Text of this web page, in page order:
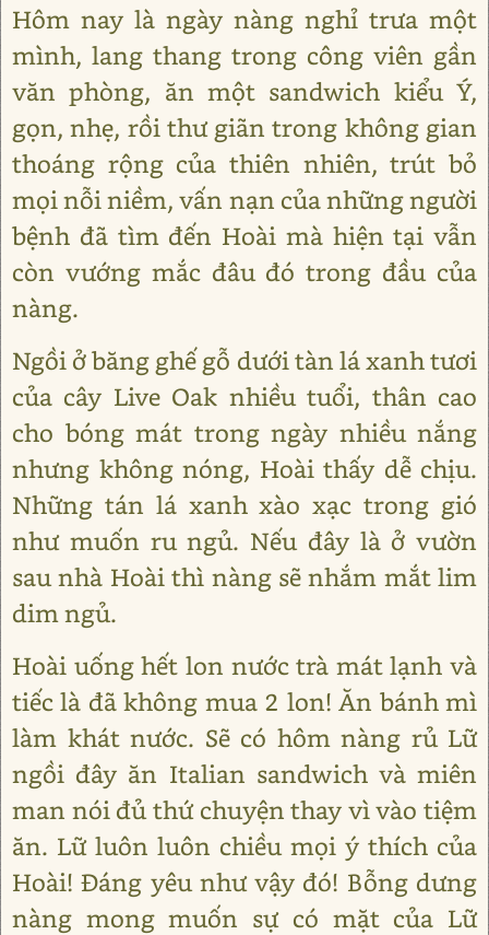
Hôm nay là ngày nàng nghỉ trưa một
mình, lang thang trong công viên gần
văn phòng, ăn một sandwich kiểu Ý,
gọn, nhẹ, rồi thư giãn trong không gian
thoáng rộng của thiên nhiên, trút bỏ
mọi nỗi niềm, vấn nạn của những người
bệnh đã tìm đến Hoài mà hiện tại vẫn
còn vướng mắc đâu đó trong đầu của
nàng.
Ngồi ở băng ghế gỗ dưới tàn lá xanh tươi
của cây Live Oak nhiều tuổi, thân cao
cho bóng mát trong ngày nhiều nắng
nhưng không nóng, Hoài thấy dễ chịu.
Những tán lá xanh xào xạc trong gió
như muốn ru ngủ. Nếu đây là ở vườn
sau nhà Hoài thì nàng sẽ nhắm mắt lim
dim ngủ.
Hoài uống hết lon nước trà mát lạnh và
tiếc là đã không mua 2 lon! Ăn bánh mì
làm khát nước. Sẽ có hôm nàng rủ Lữ
ngồi đây ăn Italian sandwich và miên
man nói đủ thứ chuyện thay vì vào tiệm
ăn. Lữ luôn luôn chiều mọi ý thích của
Hoài! Đáng yêu như vậy đó! Bỗng dưng
nàng mong muốn sự có mặt của Lữ